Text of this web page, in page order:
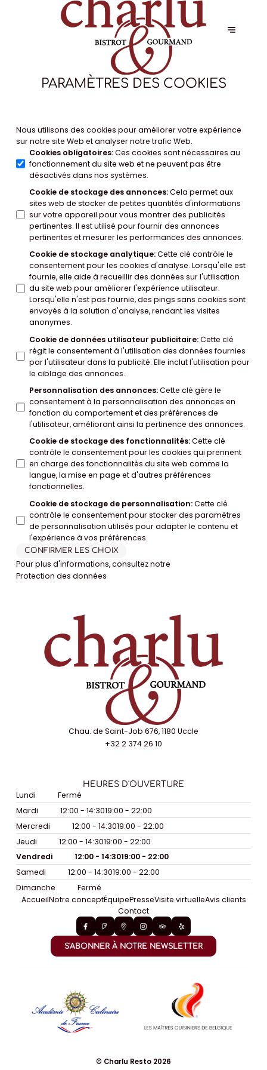
PARAMÈTRES DES COOKIES
Nous utilisons des cookies pour améliorer votre expérience
sur notre site Web et analyser notre trafic Web.
Cookies obligatoires:Ces cookies sont nécessaires au
fonctionnement du site web et ne peuvent pas être
désactivés dans nos systèmes.
Cookie de stockage des annonces:Cela permet aux
sites web de stocker de petites quantités d'informations
sur votre appareil pour vous montrer des publicités
pertinentes. Il est utilisé pour fournir des annonces
pertinentes et mesurer les performances des annonces.
Cookie de stockage analytique:Cette clé contrôle le
consentement pour les cookies d'analyse. Lorsqu'elle est
fournie, elle aide à recueillir des données sur l'utilisation
du site web pour améliorer l'expérience utilisateur.
Lorsqu'elle n'est pas fournie, des pings sans cookies sont
envoyés à la solution d'analyse, rendant les visites
anonymes.
Cookie de données utilisateur publicitaire:Cette clé
régit le consentement à l'utilisation des données fournies
par l'utilisateur dans la publicité. Elle inclut l'utilisation pour
le ciblage des annonces.
Personnalisation des annonces:Cette clé gère le
consentement à la personnalisation des annonces en
fonction du comportement et des préférences de
l'utilisateur, améliorant ainsi la pertinence des annonces.
Cookie de stockage des fonctionnalités:Cette clé
contrôle le consentement pour les cookies qui prennent
en charge des fonctionnalités du site web comme la
langue, la mise en page et d'autres préférences
fonctionnelles.
Cookie de stockage de personnalisation:Cette clé
contrôle le consentement pour stocker des paramètres
de personnalisation utilisés pour adapter le contenu et
l'expérience à vos préférences.
CONFIRMER LES CHOIX
Pour plus d'informations, consultez notre
Protection des données
Chau. de Saint-Job 676, 1180 Uccle
+32 2 374 26 10
HEURES D'OUVERTURE
Lundi
Fermé
Mardi
12:00 - 14:3019:00 - 22:00
Mercredi
12:00 - 14:3019:00 - 22:00
Jeudi
12:00 - 14:3019:00 - 22:00
Vendredi
12:00 - 14:3019:00 - 22:00
Samedi
12:00 - 14:3019:00 - 22:00
Dimanche
Fermé
AccueilNotre conceptÉquipePresseVisite virtuelleAvis clients
Contact
S'ABONNER À NOTRE NEWSLETTER
© Charlu Resto 2026